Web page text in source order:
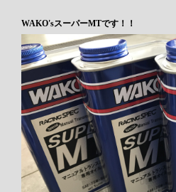
WAKO'sスーパーMTです！！